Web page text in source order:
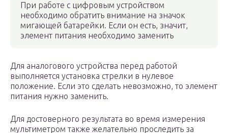
При работе с цифровым устройством
необходимо обратить внимание на значок
мигающей батарейки. Если он есть, значит,
элемент питания необходимо заменить
Для аналогового устройства перед работой
выполняется установка стрелки в нулевое
положение. Если это сделать невозможно, то элемент
питания нужно заменить.
Для достоверного результата во время измерения
мультиметром также желательно проследить за